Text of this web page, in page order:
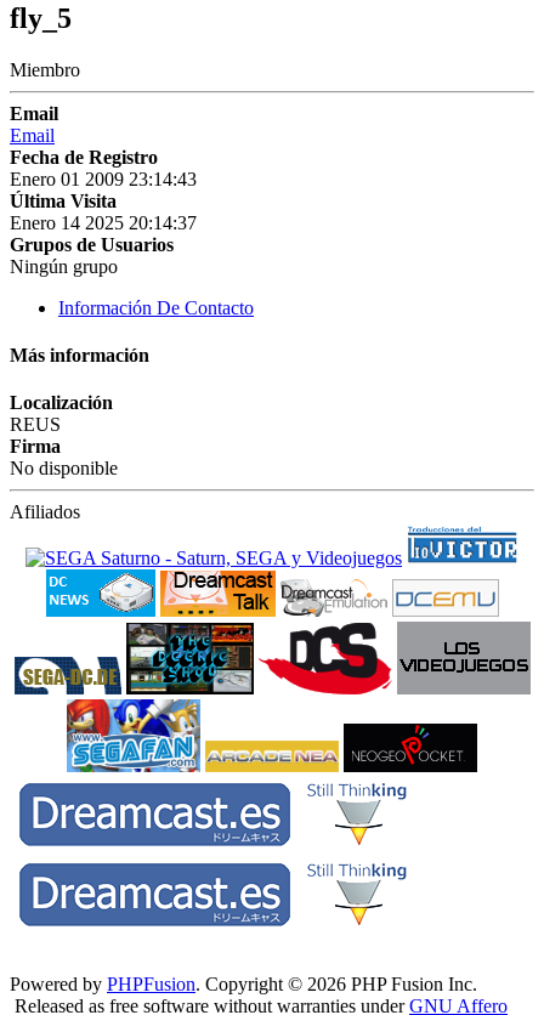
fly_5
Miembro
Email
Email
Fecha de Registro
Enero 01 2009 23:14:43
Última Visita
Enero 14 2025 20:14:37
Grupos de Usuarios
Ningún grupo
Información De Contacto
Más información
Localización
REUS
Firma
No disponible
Afiliados
Powered by PHPFusion. Copyright © 2026 PHP Fusion Inc.
Released as free software without warranties underGNU Affero